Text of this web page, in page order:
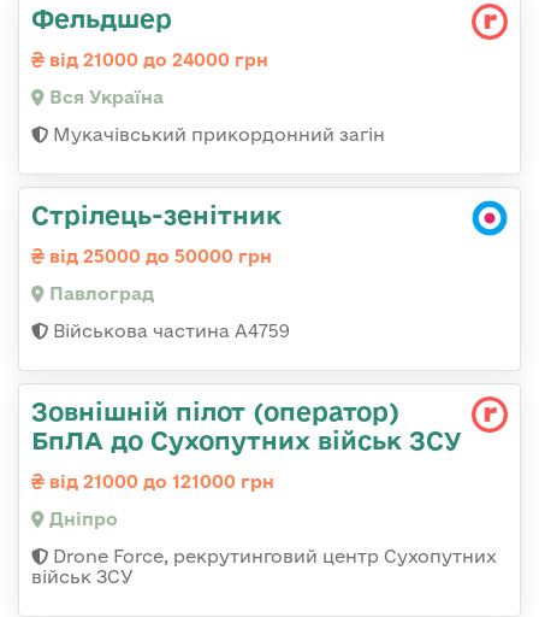
Фельдшер
від 21000 до 24000 грн
Вся Україна
Мукачівський прикордонний загін
Стрілець-зенітник
від 25000 до 50000 грн
Павлоград
Військова частина А4759
Зовнішній пілот (оператор)
БпЛА до Сухопутних військ ЗСУ
від 21000 до 121000 грн
Дніпро
Drone Force, рекрутинговий центр Сухопутних
військ ЗСУ